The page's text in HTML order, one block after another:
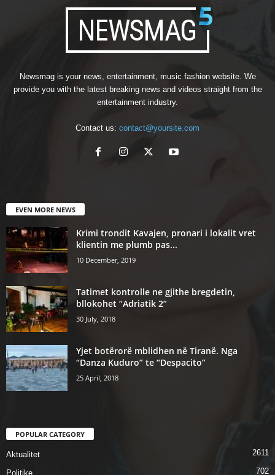
Newsmag is your news, entertainment, music fashion website. We
provide you with the latest breaking news and videos straight from the
entertainment industry.
Contact us: contact@yoursite.com
EVEN MORE NEWS
Krimi trondit Kavajen, pronari i lokalit vret
klientin me plumb pas...
10 December, 2019
Tatimet kontrolle ne gjithe bregdetin,
bllokohet “Adriatik 2”
30 July, 2018
Yjet botërorë mblidhen në Tiranë. Nga
“Danza Kuduro” te “Despacito”
25 April, 2018
POPULAR CATEGORY
Aktualitet 2611
Politike 702